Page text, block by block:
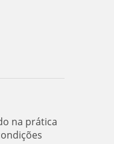
na prática